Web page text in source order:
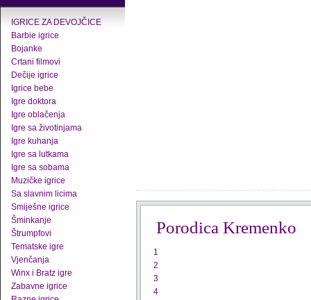
IGRICE ZA DEVOJČICE
Barbie igrice
Bojanke
Crtani filmovi
Dečije igrice
Igrice bebe
Igre doktora
Igre oblačenja
Igre sa životinjama
Igre kuhanja
Igre sa lutkama
Igre sa sobama
Muzičke igrice
Sa slavnim licima
Smiješne igrice
Šminkanje
Štrumpfovi
Tematske igre
Vjenčanja
Winx i Bratz igre
Zabavne igrice
Porodica Kremenko
1
2
3
4